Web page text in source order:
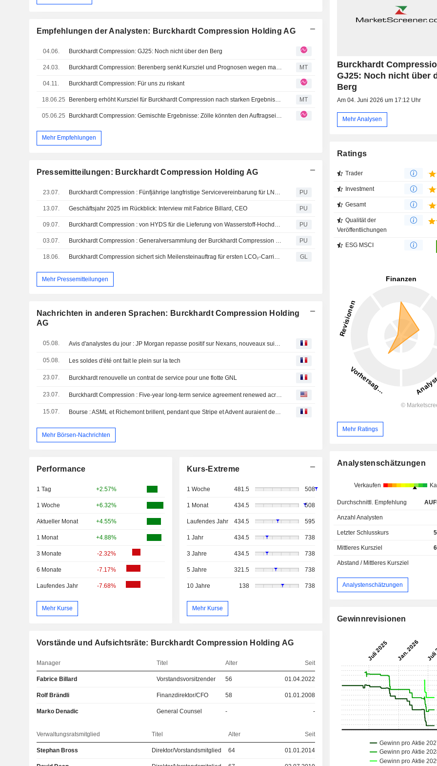
Empfehlungen der Analysten: Burckhardt Compression Holding AG
04.06. Burckhardt Compression: GJ25: Noch nicht über den Berg
24.03. MT
04.11. Burckhardt Compression: Für uns zu riskant
18.06.25 MT
05.06.25
Mehr Empfehlungen
Pressemitteilungen: Burckhardt Compression Holding AG
23.07. Burckhardt Compression : Fünfjährige langfristige Servicevereinbarung für LNG-Flotte erneuert PU
13.07. Geschäftsjahr 2025 im Rückblick: Interview mit Fabrice Billard, CEO PU
09.07. Burckhardt Compression : von HYDS für die Lieferung von Wasserstoff-Hochdruckverdichtungslösungen in Skandinavien ausgewählt PU
03.07. Burckhardt Compression : Generalversammlung der Burckhardt Compression Holding AG genehmigt sämtliche Anträge des Verwaltungsrats PU
18.06. Burckhardt Compression sichert sich Meilensteinauftrag für ersten LCO₂-Carrier im industriellen Massstab zur Unterstützung des Northern Lights CCS-Projekts GL
Mehr Pressemitteilungen
Nachrichten in anderen Sprachen: Burckhardt Compression Holding
AG
05.08. Avis d'analystes du jour : JP Morgan repasse positif sur Nexans, nouveaux suivis sur Assystem et GTT
05.08. Les soldes d'été ont fait le plein sur la tech
23.07. Burckhardt renouvelle un contrat de service pour une flotte GNL
23.07. Burckhardt Compression : Five-year long-term service agreement renewed across LNG fleet
15.07. Bourse : ASML et Richemont brillent, pendant que Stripe et Advent auraient des vues sur PayPal
Mehr Börsen-Nachrichten
Performance
1 Tag +2.57%
1 Woche +6.32%
Aktueller Monat +4.55%
1 Monat +4.88%
3 Monate -2.32%
6 Monate -7.17%
Laufendes Jahr -7.68%
Mehr Kurse
Kurs-Extreme
1 Woche 481.5 508
1 Monat 434.5 508
Laufendes Jahr 434.5 595
1 Jahr 434.5 738
3 Jahre 434.5 738
5 Jahre 321.5 738
10 Jahre 138 738
Mehr Kurse
Vorstände und Aufsichtsräte: Burckhardt Compression Holding AG
Manager Titel Alter Seit
Fabrice Billard Vorstandsvorsitzender 56 01.04.2022
Rolf Brändli Finanzdirektor/CFO 58 01.01.2008
Marko Denadic General Counsel - -
Verwaltungsratsmitglied Titel Alter Seit
Stephan Bross Direktor/Vorstandsmitglied 64 01.01.2014
Burckhardt
GJ25: Noch nicht über
Berg
Am 04. Juni 2026 um 17:12 Uhr
Mehr Analysen
Ratings
Trader
Investment
Gesamt
Qualität der
Veröffentlichungen
ESG MSCI
Mehr Ratings
Analystenschätzungen
Verkaufen
Durchschnittl. Empfehlung
Anzahl Analysten
Letzter Schlusskurs
Mittleres Kursziel
Abstand / Mittleres Kursziel
Analystenschätzungen
Gewinnrevisionen